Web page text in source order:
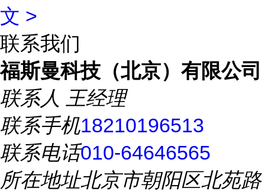
文 >
联系我们
福斯曼科技（北京）有限公司
联系人 王经理
联系手机18210196513
联系电话010-64646565
所在地址北京市朝阳区北苑路